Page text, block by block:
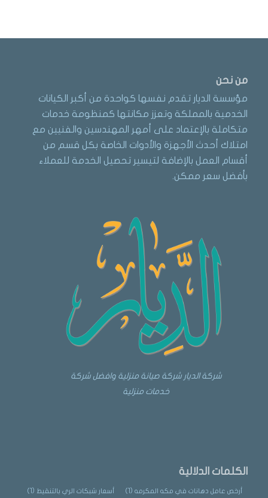
من نحن
مؤسسة الديار تقدم نفسها كواحدة من أكبر الكيانات
الخدمية بالمملكة وتعزز مكانتها كمنظومة خدمات
متكاملة بالإعتماد على أمهر المهندسين والفنيين مع
امتلاك أحدث الأجهزة والأدوات الخاصة بكل قسم من
أقسام العمل بالإضافة لتيسير تحصيل الخدمة للعملاء
بأفضل سعر ممكن.
شركة الديار شركة صيانة منزلية وافضل شركة
خدمات منزلية
الكلمات الدلالية
أرخص عامل دهانات في مكه المكرمه(1) أسعار شبكات الري بالتنقيط (1)